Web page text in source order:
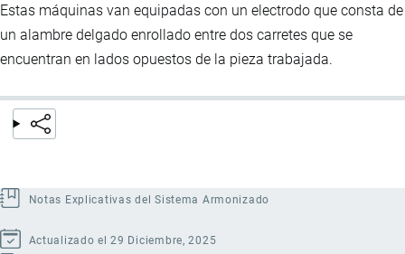
Estas máquinas van equipadas con un electrodo que consta de
un alambre delgado enrollado entre dos carretes que se
encuentran en lados opuestos de la pieza trabajada.
Notas Explicativas del Sistema Armonizado
Actualizado el 29 Diciembre, 2025